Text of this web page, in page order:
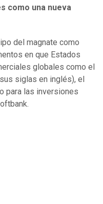
como una nueva
del magnate como
en que Estados
globales como el
siglas en inglés), el
para las inversiones